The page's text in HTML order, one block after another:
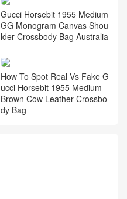
2026 New Gucci Bags Horse
her Chain Shoulder Bag Spai
n
Gucci Horsebit 1955 Medium